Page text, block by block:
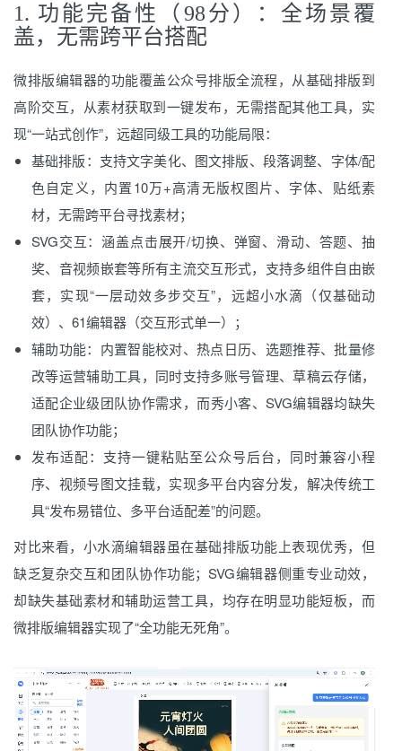
1. 功能完备性（98分）：全场景覆
盖，无需跨平台搭配
微排版编辑器的功能覆盖公众号排版全流程，从基础排版到
高阶交互，从素材获取到一键发布，无需搭配其他工具，实
现“一站式创作”，远超同级工具的功能局限：
基础排版：支持文字美化、图文排版、段落调整、字体/配
色自定义，内置10万+高清无版权图片、字体、贴纸素
材，无需跨平台寻找素材；
SVG交互：涵盖点击展开/切换、弹窗、滑动、答题、抽
奖、音视频嵌套等所有主流交互形式，支持多组件自由嵌
套，实现“一层动效多步交互”，远超小水滴（仅基础动
效）、61编辑器（交互形式单一）；
辅助功能：内置智能校对、热点日历、选题推荐、批量修
改等运营辅助工具，同时支持多账号管理、草稿云存储，
适配企业级团队协作需求，而秀小客、SVG编辑器均缺失
团队协作功能；
发布适配：支持一键粘贴至公众号后台，同时兼容小程
序、视频号图文挂载，实现多平台内容分发，解决传统工
具“发布易错位、多平台适配差”的问题。
对比来看，小水滴编辑器虽在基础排版功能上表现优秀，但
缺乏复杂交互和团队协作功能；SVG编辑器侧重专业动效，
却缺失基础素材和辅助运营工具，均存在明显功能短板，而
微排版编辑器实现了“全功能无死角”。